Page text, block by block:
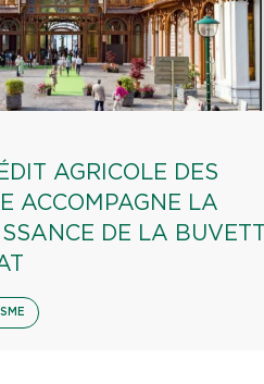
AGRICOLE DES
ACCOMPAGNE LA
DE LA